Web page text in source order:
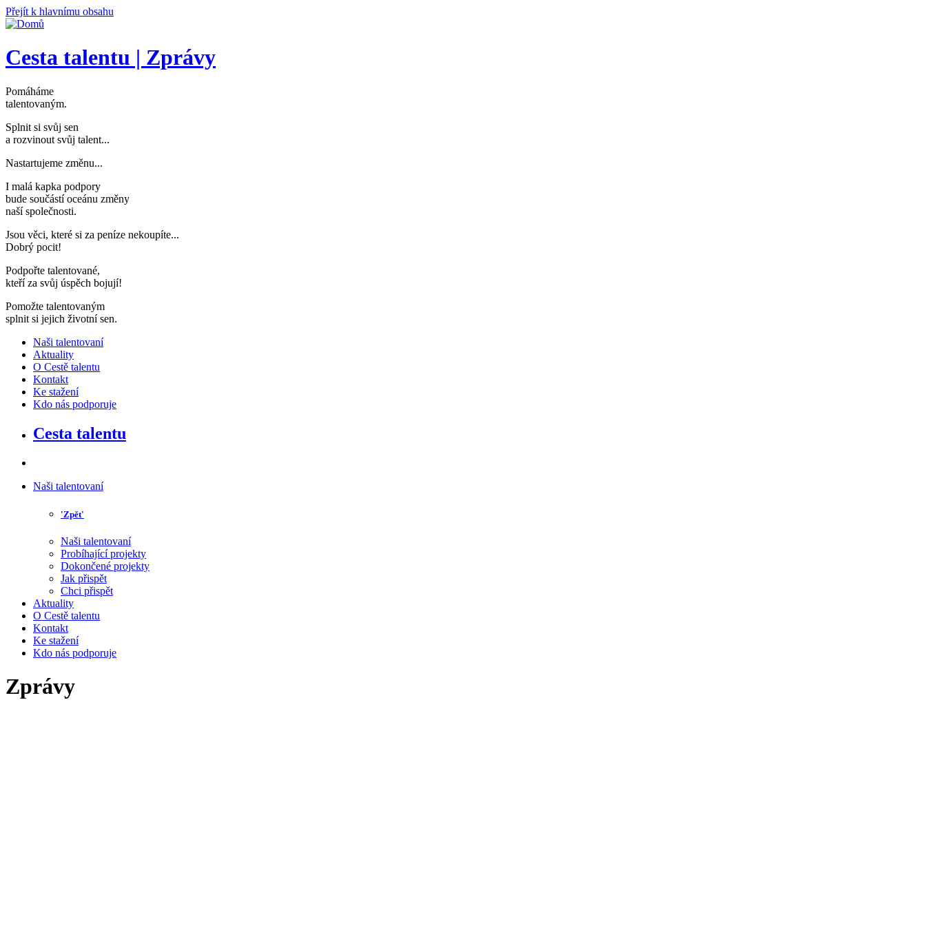
Přejít k hlavnímu obsahu
Cesta talentu | Zprávy
Pomáháme
talentovaným.
Splnit si svůj sen
a rozvinout svůj talent...
Nastartujeme změnu...
I malá kapka podpory
bude součástí oceánu změny
naší společnosti.
Jsou věci, které si za peníze nekoupíte...
Dobrý pocit!
Podpořte talentované,
kteří za svůj úspěch bojují!
Pomožte talentovaným
splnit si jejich životní sen.
Naši talentovaní
Aktuality
O Cestě talentu
Kontakt
Ke stažení
Kdo nás podporuje
Cesta talentu
Naši talentovaní
'Zpět'
Naši talentovaní
Probíhající projekty
Dokončené projekty
Jak přispět
Chci přispět
Aktuality
O Cestě talentu
Kontakt
Ke stažení
Kdo nás podporuje
Zprávy